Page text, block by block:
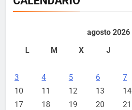
agosto 2026
L
M X J
3
4 5 6 7
10
11 12 13 14
17
18 19 20 21